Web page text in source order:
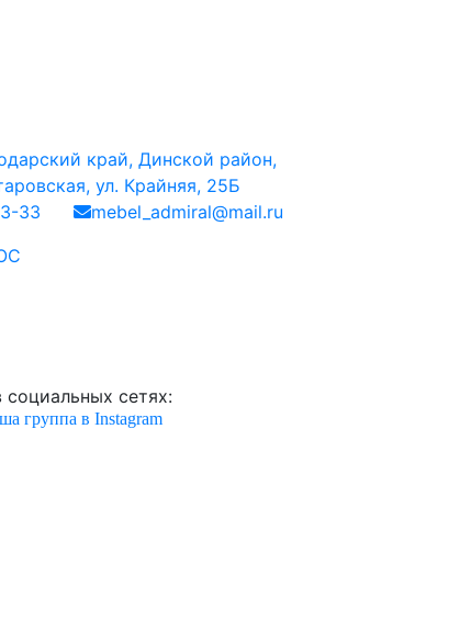
край, Динской район,
ул. Крайняя, 25Б
33
mebel_admiral@mail.ru
сетях:
группа в Instagram